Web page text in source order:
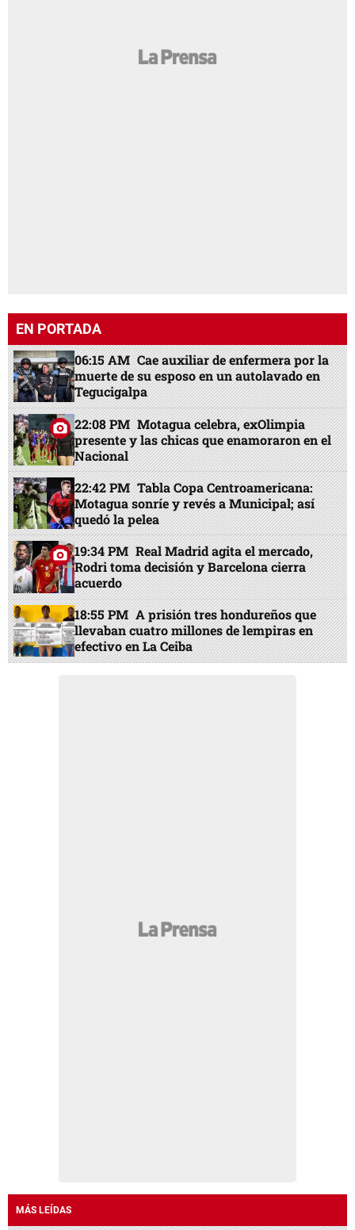
EN PORTADA
06:15 AM Cae auxiliar de enfermera por la
muerte de su esposo en un autolavado en
Tegucigalpa
22:08 PM Motagua celebra, exOlimpia
presente y las chicas que enamoraron en el
Nacional
22:42 PM Tabla Copa Centroamericana:
Motagua sonríe y revés a Municipal; así
quedó la pelea
19:34 PM Real Madrid agita el mercado,
Rodri toma decisión y Barcelona cierra
acuerdo
18:55 PM A prisión tres hondureños que
llevaban cuatro millones de lempiras en
efectivo en La Ceiba
MÁS LEÍDAS